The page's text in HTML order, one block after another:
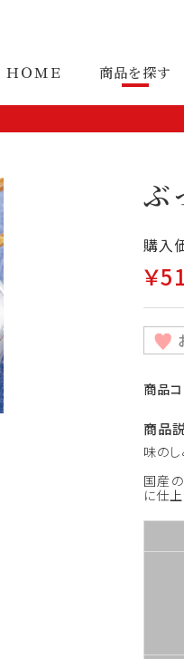
ＨＯＭＥ 商品を探す
ぶ
購入
￥
商品
商品
味の
国産
に仕